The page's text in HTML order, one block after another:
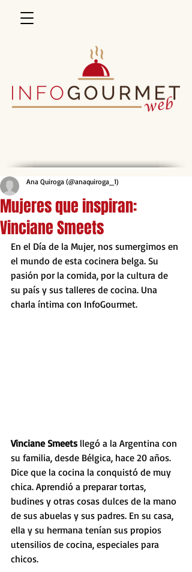
Mujeres que inspiran:
Vinciane Smeets
Ana Quiroga (@anaquiroga_1)
En el Día de la Mujer, nos sumergimos en
el mundo de esta cocinera belga. Su
pasión por la comida, por la cultura de
su país y sus talleres de cocina. Una
charla íntima con InfoGourmet.
Vinciane Smeets llegó a la Argentina con
su familia, desde Bélgica, hace 20 años.
Dice que la cocina la conquistó de muy
chica. Aprendió a preparar tortas,
budines y otras cosas dulces de la mano
de sus abuelas y sus padres. En su casa,
ella y su hermana tenían sus propios
utensilios de cocina, especiales para
chicos.